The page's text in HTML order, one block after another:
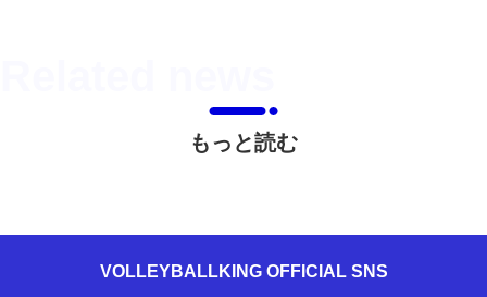
もっと読む
VOLLEYBALLKING OFFICIAL SNS